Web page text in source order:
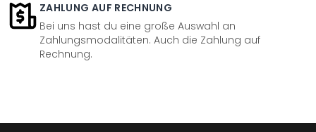
ZAHLUNG AUF RECHNUNG
Bei uns hast du eine große Auswahl an
Zahlungsmodalitäten. Auch die Zahlung auf
Rechnung.